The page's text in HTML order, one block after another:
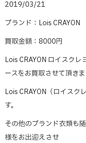
2019/03/21
ブランド：Lois CRAYON
買取金額：8000円
Lois CRAYON ロイスク
ースをお買取させて頂きま
Lois CRAYON（ロイスク
す。
その他のブランド衣類も
様をお出迎えさせ